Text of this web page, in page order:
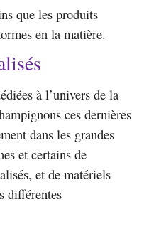
que les produits
en la matière.
à l’univers de la
ces dernières
dans les grandes
et certains de
et de matériels
différentes